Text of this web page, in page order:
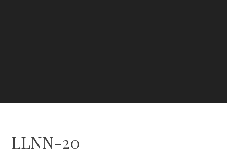
LLNN-20